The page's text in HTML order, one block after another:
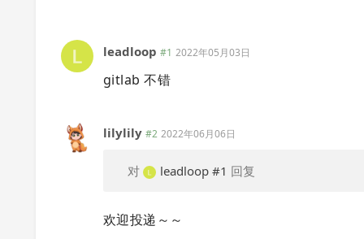
leadloop #1 2022年05月03日
gitlab 不错
lilylily #2 2022年06月06日
对 leadloop #1 回复
欢迎投递～～